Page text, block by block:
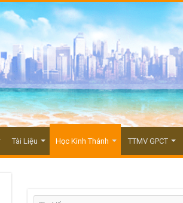
Tài Liệu Học Kinh Thánh TTMV GPCT